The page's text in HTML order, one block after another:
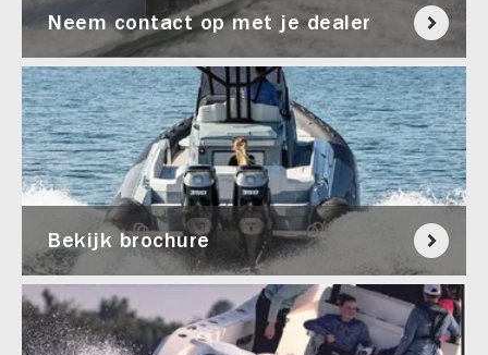
Neem contact op met je dealer
Bekijk brochure